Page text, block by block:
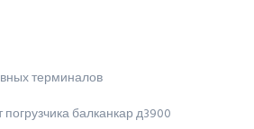
терминалов
балканкар д3900